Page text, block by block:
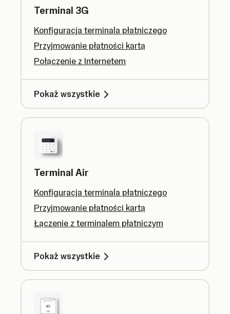
Terminal 3G
Konfiguracja terminala płatniczego
Przyjmowanie płatności kartą
Połączenie z Internetem
Pokaż wszystkie
Terminal Air
Konfiguracja terminala płatniczego
Przyjmowanie płatności kartą
Łączenie z terminalem płatniczym
Pokaż wszystkie